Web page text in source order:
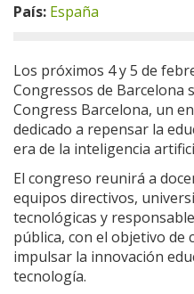
País: España
Los próximos 4 y 5 de
Congressos de Barcelona
Congress Barcelona, un
dedicado a repensar la
era de la inteligencia
El congreso reunirá a
equipos directivos,
tecnológicas y
pública, con el objetivo de
impulsar la innovación
tecnología.